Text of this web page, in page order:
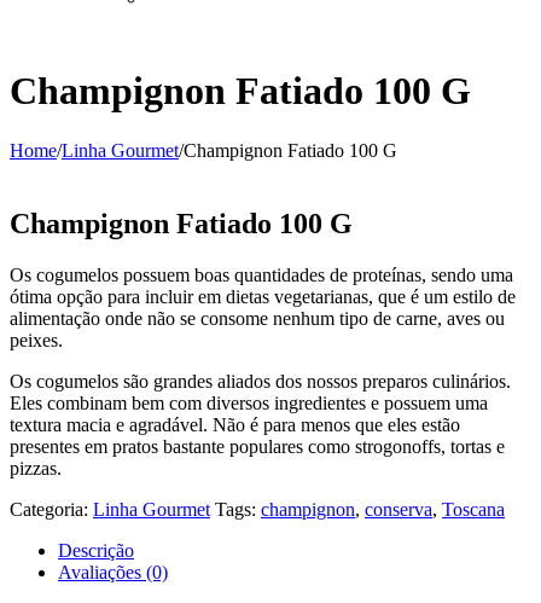
Champignon Fatiado 100 G
Home/Linha Gourmet/Champignon Fatiado 100 G
Champignon Fatiado 100 G
Os cogumelos possuem boas quantidades de proteínas, sendo uma
ótima opção para incluir em dietas vegetarianas, que é um estilo de
alimentação onde não se consome nenhum tipo de carne, aves ou
peixes.
Os cogumelos são grandes aliados dos nossos preparos culinários.
Eles combinam bem com diversos ingredientes e possuem uma
textura macia e agradável. Não é para menos que eles estão
presentes em pratos bastante populares como strogonoffs, tortas e
pizzas.
Categoria: Linha Gourmet Tags: champignon, conserva, Toscana
Descrição
Avaliações (0)